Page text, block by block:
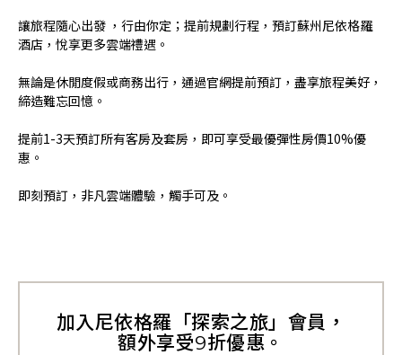
讓旅程隨心出發 ，行由你定；提前規劃行程，預訂蘇州尼依格羅
酒店，悅享更多雲端禮遇。
無論是休閒度假或商務出行，通過官網提前預訂，盡享旅程美好，
締造難忘回憶。
提前1-3天預訂所有客房及套房，即可享受最優彈性房價10%優
惠。
即刻預訂，非凡雲端體驗，觸手可及。
加入尼依格羅「探索之旅」會員，
額外享受9折優惠。